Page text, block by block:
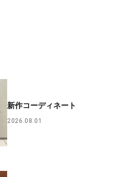
新作コーディネート
2026.08.01